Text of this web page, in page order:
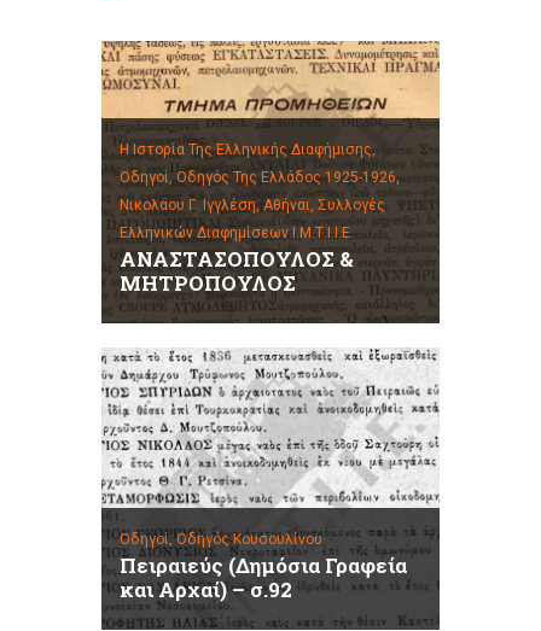
Η Ιστορία Της Ελληνικής Διαφήμισης,
Οδηγοί, Οδηγός Της Ελλάδος 1925-1926,
Νικολάου Γ. Ιγγλέση, Αθήναι, Συλλογές
Ελληνικών Διαφημίσεων Ι.Μ.Τ.Ι.Ι.Ε.
ΑΝΑΣΤΑΣΟΠΟΥΛΟΣ &
ΜΗΤΡΟΠΟΥΛΟΣ
Οδηγοί,Οδηγός Κουσουλίνου
Πειραιεύς (Δημόσια Γραφεία
και Αρχαί) – σ.92